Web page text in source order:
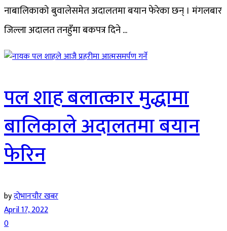
नाबालिकाको बुवालेसमेत अदालतमा बयान फेरेका छन् । मंगलबार
जिल्ला अदालत तनहुँमा बकपत्र दिने ...
पल शाह बलात्कार मुद्धामा
बालिकाले अदालतमा बयान
फेरिन
byदोभानचौर खबर
April 17, 2022
0